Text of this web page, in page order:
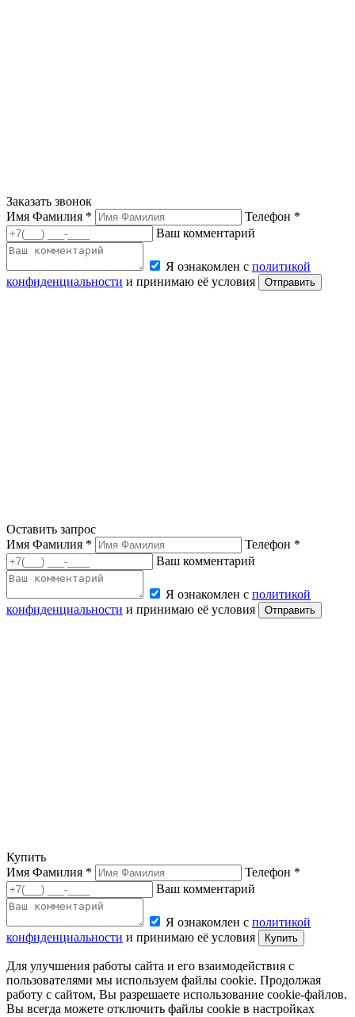
Заказать звонок
Имя Фамилия *
Телефон *
Ваш комментарий
Я ознакомлен с политикой
конфиденциальности и принимаю её условия Отправить
Оставить запрос
Имя Фамилия *
Телефон *
Ваш комментарий
Я ознакомлен с политикой
конфиденциальности и принимаю её условия Отправить
Купить
Имя Фамилия *
Телефон *
Ваш комментарий
Я ознакомлен с политикой
конфиденциальности и принимаю её условия Купить
Для улучшения работы сайта и его взаимодействия с
пользователями мы используем файлы cookie. Продолжая
работу с сайтом, Вы разрешаете использование cookie-файлов.
Вы всегда можете отключить файлы cookie в настройках